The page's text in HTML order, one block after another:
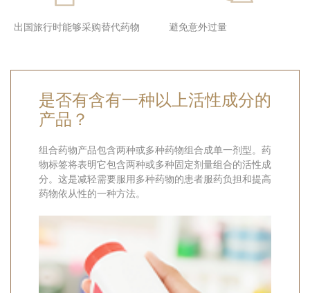
出国旅行时能够采购替代药物 避免意外过量
是否有含有一种以上活性成分的
产品？
组合药物产品包含两种或多种药物组合成单一剂型。药
物标签将表明它包含两种或多种固定剂量组合的活性成
分。这是减轻需要服用多种药物的患者服药负担和提高
药物依从性的一种方法。